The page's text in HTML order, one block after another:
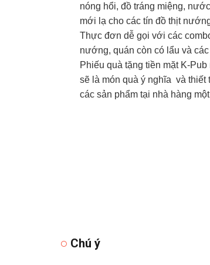
nóng hổi, đồ tráng miệng,
mới lạ cho các tín đồ thịt
Thực đơn dễ gọi với các
nướng, quán còn có lẩu và
Phiếu quà tặng tiền mặt K-
sẽ là món quà ý nghĩa và thiết
các sản phẩm tại nhà hàng
Chú ý